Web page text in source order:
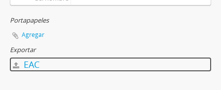
Portapapeles
Agregar
Exportar
EAC